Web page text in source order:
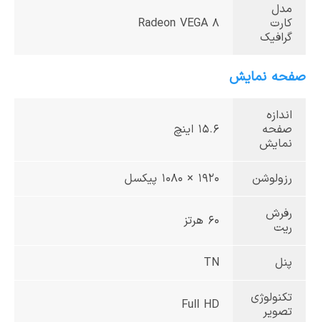
مدل
کارت
گرافیک
Radeon VEGA 8
صفحه نمایش
اندازه
صفحه
نمایش
15.6 اینچ
رزولوشن 1920 × 1080 پیکسل
رفرش
ریت
60 هرتز
پنل TN
تکنولوژی
تصویر
Full HD